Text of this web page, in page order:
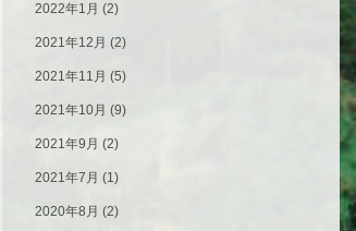
2022年1月 (2)
2021年12月 (2)
2021年11月 (5)
2021年10月 (9)
2021年9月 (2)
2021年7月 (1)
2020年8月 (2)